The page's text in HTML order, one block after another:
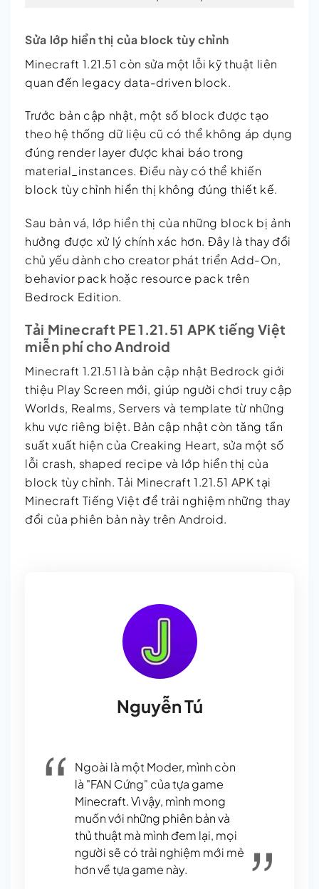
Sửa lớp hiển thị của block tùy chỉnh
Minecraft 1.21.51 còn sửa một lỗi kỹ thuật liên
quan đến legacy data-driven block.
Trước bản cập nhật, một số block được tạo
theo hệ thống dữ liệu cũ có thể không áp dụng
đúng render layer được khai báo trong
material_instances. Điều này có thể khiến
block tùy chỉnh hiển thị không đúng thiết kế.
Sau bản vá, lớp hiển thị của những block bị ảnh
hưởng được xử lý chính xác hơn. Đây là thay đổi
chủ yếu dành cho creator phát triển Add-On,
behavior pack hoặc resource pack trên
Bedrock Edition.
Tải Minecraft PE 1.21.51 APK tiếng Việt
miễn phí cho Android
Minecraft 1.21.51 là bản cập nhật Bedrock giới
thiệu Play Screen mới, giúp người chơi truy cập
Worlds, Realms, Servers và template từ những
khu vực riêng biệt. Bản cập nhật còn tăng tần
suất xuất hiện của Creaking Heart, sửa một số
lỗi crash, shaped recipe và lớp hiển thị của
block tùy chỉnh. Tải Minecraft 1.21.51 APK tại
Minecraft Tiếng Việt để trải nghiệm những thay
đổi của phiên bản này trên Android.
Nguyễn Tú
Ngoài là một Moder, mình còn
là "FAN Cứng" của tựa game
Minecraft. Vì vậy, mình mong
muốn với những phiên bản và
thủ thuật mà mình đem lại, mọi
người sẽ có trải nghiệm mới mẻ
hơn về tựa game này.